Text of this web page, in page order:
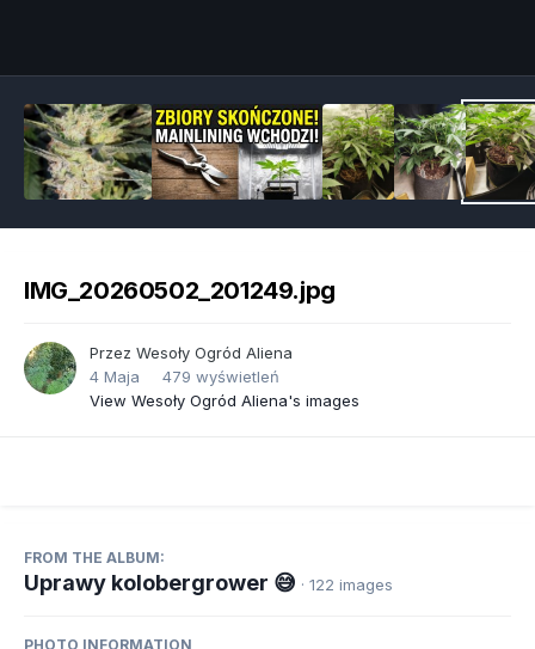
IMG_20260502_201249.jpg
Przez Wesoły Ogród Aliena
4 Maja
479 wyświetleń
View Wesoły Ogród Aliena's images
FROM THE ALBUM:
Uprawy kolobergrower 😅 · 122 images
PHOTO INFORMATION